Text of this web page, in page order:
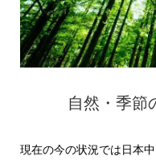
自然・季節
現在の今の状況では日本